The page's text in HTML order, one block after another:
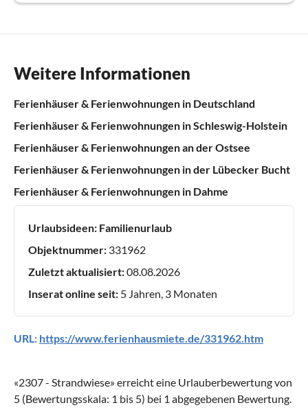
Weitere Informationen
Ferienhäuser & Ferienwohnungen in Deutschland
Ferienhäuser & Ferienwohnungen in Schleswig-Holstein
Ferienhäuser & Ferienwohnungen an der Ostsee
Ferienhäuser & Ferienwohnungen in der Lübecker Bucht
Ferienhäuser & Ferienwohnungen in Dahme
Urlaubsideen: Familienurlaub
Objektnummer: 331962
Zuletzt aktualisiert:08.08.2026
Inserat online seit: 5 Jahren, 3 Monaten
URL: https://www.ferienhausmiete.de/331962.htm
«2307 - Strandwiese» erreicht eine Urlauberbewertung von
5 (Bewertungsskala: 1 bis 5) bei 1 abgegebenen Bewertung.